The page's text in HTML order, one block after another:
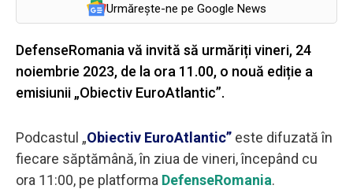
Urmărește-ne pe Google News
DefenseRomania vă invită să urmăriți vineri, 24
noiembrie 2023, de la ora 11.00, o nouă ediție a
emisiunii „Obiectiv EuroAtlantic”.
Podcastul „Obiectiv EuroAtlantic” este difuzată în
fiecare săptămână, în ziua de vineri, începând cu
ora 11:00, pe platforma DefenseRomania.